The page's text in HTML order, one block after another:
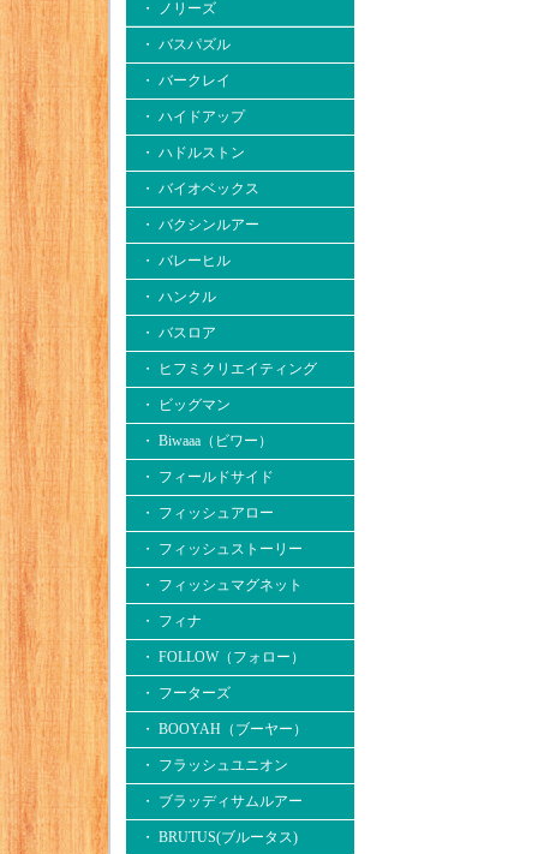
・ ノリーズ
・ バスパズル
・ バークレイ
・ ハイドアップ
・ ハドルストン
・ バイオベックス
・ バクシンルアー
・ バレーヒル
・ ハンクル
・ バスロア
・ ヒフミクリエイティング
・ ビッグマン
・ Biwaaa（ビワー）
・ フィールドサイド
・ フィッシュアロー
・ フィッシュストーリー
・ フィッシュマグネット
・ フィナ
・ FOLLOW（フォロー）
・ フーターズ
・ BOOYAH（ブーヤー）
・ フラッシュユニオン
・ ブラッディサムルアー
・ BRUTUS(ブルータス)